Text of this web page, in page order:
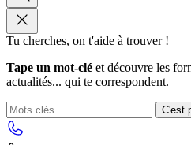
Tu cherches, on t'aide à trouver !
Tape un mot-clé et découvre les
actualités... qui te correspondent.
C'est